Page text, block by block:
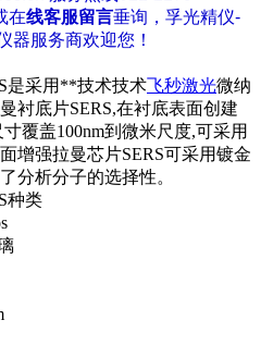
在线客服留言垂询，孚光精仪-
器服务商欢迎您！
是采用**技术技术飞秒激光微纳
衬底片SERS,在衬底表面创建
覆盖100nm到微米尺度,可采用
增强拉曼芯片SERS可采用镀金
分析分子的选择性。
种类